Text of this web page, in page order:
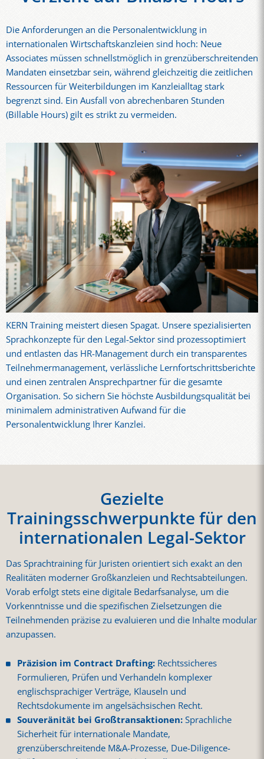
Die Anforderungen an die Personalentwicklung in
internationalen Wirtschaftskanzleien sind hoch: Neue
Associates müssen schnellstmöglich in grenzüberschreitenden
Mandaten einsetzbar sein, während gleichzeitig die zeitlichen
Ressourcen für Weiterbildungen im Kanzleialltag stark
begrenzt sind. Ein Ausfall von abrechenbaren Stunden
(Billable Hours) gilt es strikt zu vermeiden.
KERN Training meistert diesen Spagat. Unsere spezialisierten
Sprachkonzepte für den Legal-Sektor sind prozessoptimiert
und entlasten das HR-Management durch ein transparentes
Teilnehmermanagement, verlässliche Lernfortschrittsberichte
und einen zentralen Ansprechpartner für die gesamte
Organisation. So sichern Sie höchste Ausbildungsqualität bei
minimalem administrativen Aufwand für die
Personalentwicklung Ihrer Kanzlei.
Gezielte
Trainingsschwerpunkte für den
internationalen Legal-Sektor
Das Sprachtraining für Juristen orientiert sich exakt an den
Realitäten moderner Großkanzleien und Rechtsabteilungen.
Vorab erfolgt stets eine digitale Bedarfsanalyse, um die
Vorkenntnisse und die spezifischen Zielsetzungen die
Teilnehmenden präzise zu evaluieren und die Inhalte modular
anzupassen.
Präzision im Contract Drafting: Rechtssicheres
Formulieren, Prüfen und Verhandeln komplexer
englischsprachiger Verträge, Klauseln und
Rechtsdokumente im angelsächsischen Recht.
Souveränität bei Großtransaktionen:Sprachliche
Sicherheit für internationale Mandate,
grenzüberschreitende M&A-Prozesse, Due-Diligence-